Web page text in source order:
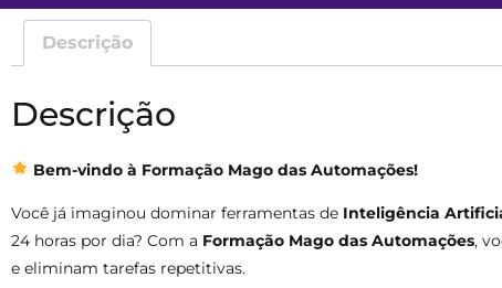
Descrição
Descrição
Bem-vindo à Formação Mago das Automações!
Você já imaginou dominar ferramentas de Inteligência
24 horas por dia? Com a Formação Mago das Automações,
e eliminam tarefas repetitivas.